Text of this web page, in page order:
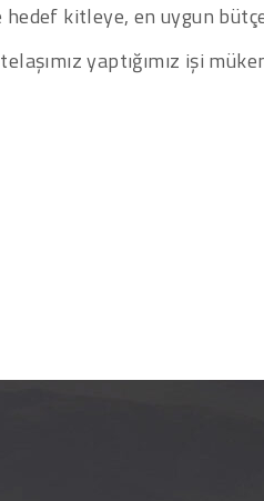
kitleye, en uygun bütçe
yaptığımız işi